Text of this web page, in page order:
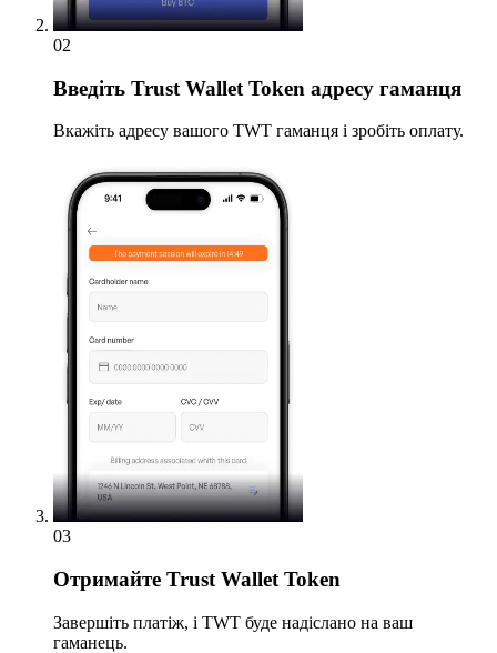
02
Введіть Trust Wallet Token адресу гаманця
Вкажіть адресу вашого TWT гаманця і зробіть оплату.
03
Отримайте Trust Wallet Token
Завершіть платіж, і TWT буде надіслано на ваш
гаманець.